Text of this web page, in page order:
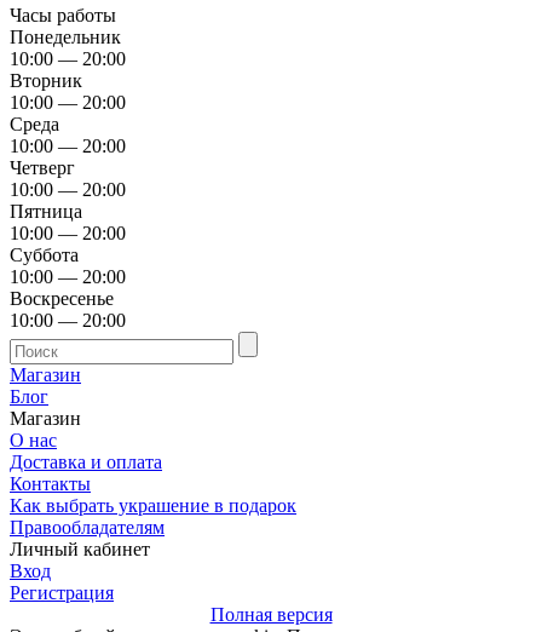
Часы работы
Понедельник
10:00 — 20:00
Вторник
10:00 — 20:00
Среда
10:00 — 20:00
Четверг
10:00 — 20:00
Пятница
10:00 — 20:00
Суббота
10:00 — 20:00
Воскресенье
10:00 — 20:00
Магазин
Блог
Магазин
О нас
Доставка и оплата
Контакты
Как выбрать украшение в подарок
Правообладателям
Личный кабинет
Вход
Регистрация
Полная версия